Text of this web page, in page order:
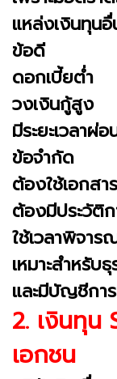
แหล่งเงินทุน
ข้อดี
ดอกเบี้ยต่ำ
วงเงินกู้สูง
มีระยะเวลาผ่อ
ข้อจำกัด
ต้องใช้เอกสา
ต้องมีประวัติ
ใช้เวลาพิจาร
เหมาะสำหรับ
และมีบัญชีกา
2. เงินทุน
เอกชน